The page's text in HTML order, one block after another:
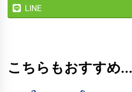
LINE
こちらもおすすめ…